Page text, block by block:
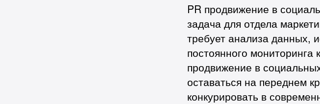
PR продвижение в
задача для отдела
требует анализа данных,
постоянного мониторинга
продвижение в
оставаться на переднем
конкурировать в